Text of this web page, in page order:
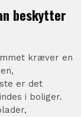
beskytter
kræver en
er det
i boliger.